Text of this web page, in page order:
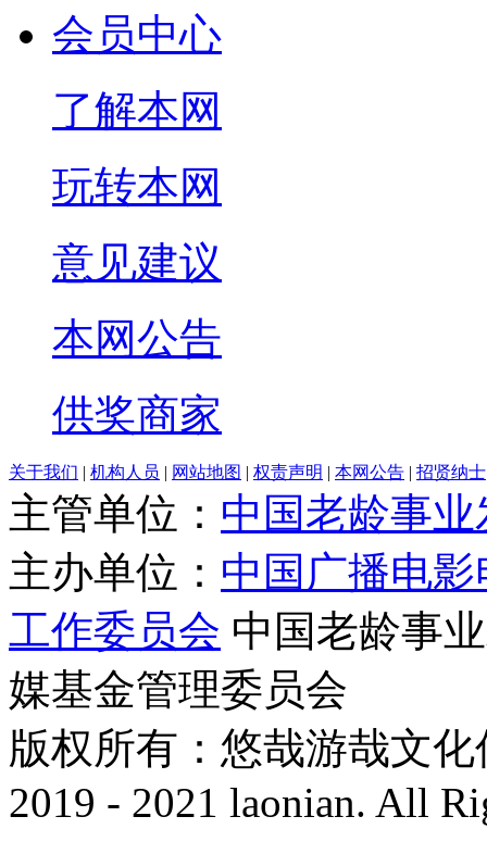
会员中心
了解本网
玩转本网
意见建议
本网公告
供奖商家
关于我们 | 机构人员 | 网站地图 | 权责声明 | 本网公告 | 招贤纳士
主管单位： 中国老龄事
主办单位： 中国广播电
工作委员会 中国老龄事
媒基金管理委员会
版权所有：悠哉游哉文
2019 - 2021 laonian. All